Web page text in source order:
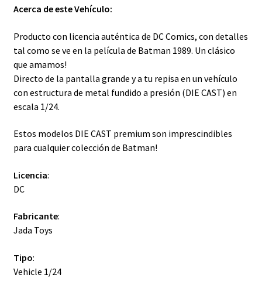
Acerca de este Vehículo:
Producto con licencia auténtica de DC Comics, con detalles
tal como se ve en la película de Batman 1989. Un clásico
que amamos!
Directo de la pantalla grande y a tu repisa en un vehículo
con estructura de metal fundido a presión (DIE CAST) en
escala 1/24.
Estos modelos DIE CAST premium son imprescindibles
para cualquier colección de Batman!
Licencia:
DC
Fabricante:
Jada Toys
Tipo:
Vehicle 1/24